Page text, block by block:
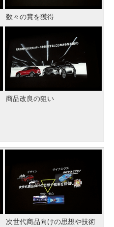
数々の賞を獲得
商品改良の狙い
次世代商品向けの思想や技術